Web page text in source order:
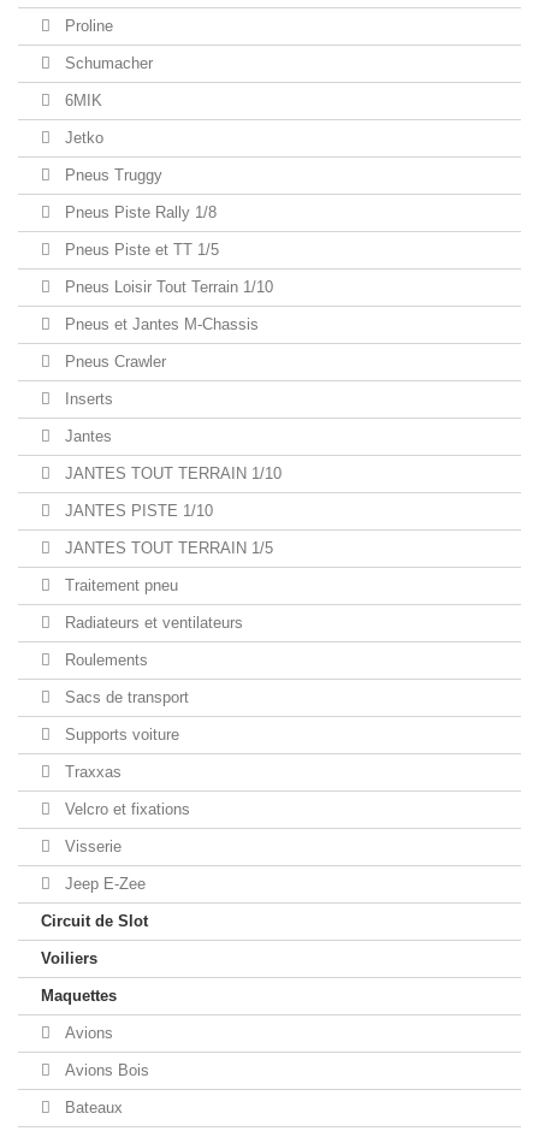
Proline
Schumacher
6MIK
Jetko
Pneus Truggy
Pneus Piste Rally 1/8
Pneus Piste et TT 1/5
Pneus Loisir Tout Terrain 1/10
Pneus et Jantes M-Chassis
Pneus Crawler
Inserts
Jantes
JANTES TOUT TERRAIN 1/10
JANTES PISTE 1/10
JANTES TOUT TERRAIN 1/5
Traitement pneu
Radiateurs et ventilateurs
Roulements
Sacs de transport
Supports voiture
Traxxas
Velcro et fixations
Visserie
Jeep E-Zee
Circuit de Slot
Voiliers
Maquettes
Avions
Avions Bois
Bateaux